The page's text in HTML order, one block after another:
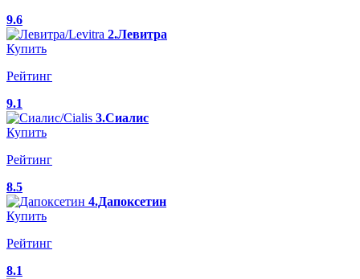
9.6
2.Левитра
Купить
Рейтинг
9.1
3.Сиалис
Купить
Рейтинг
8.5
4.Дапоксетин
Купить
Рейтинг
8.1